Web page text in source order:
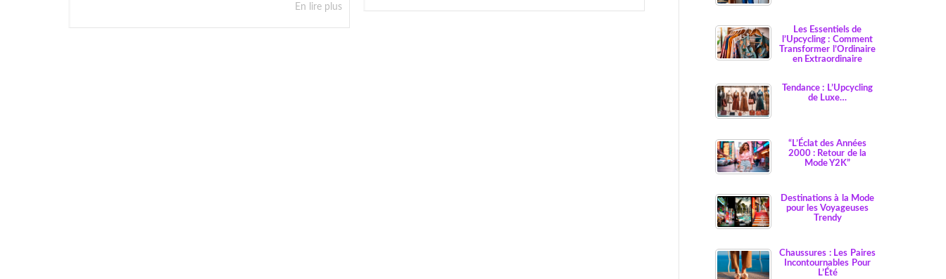
En lire plus
Les Essentiels de
l’Upcycling : Comment
Transformer l’Ordinaire
en Extraordinaire
Tendance : L’Upcycling
de Luxe…
“L’Éclat des Années
2000 : Retour de la
Mode Y2K”
Destinations à la Mode
pour les Voyageuses
Trendy
Chaussures : Les Paires
Incontournables Pour
L’Été